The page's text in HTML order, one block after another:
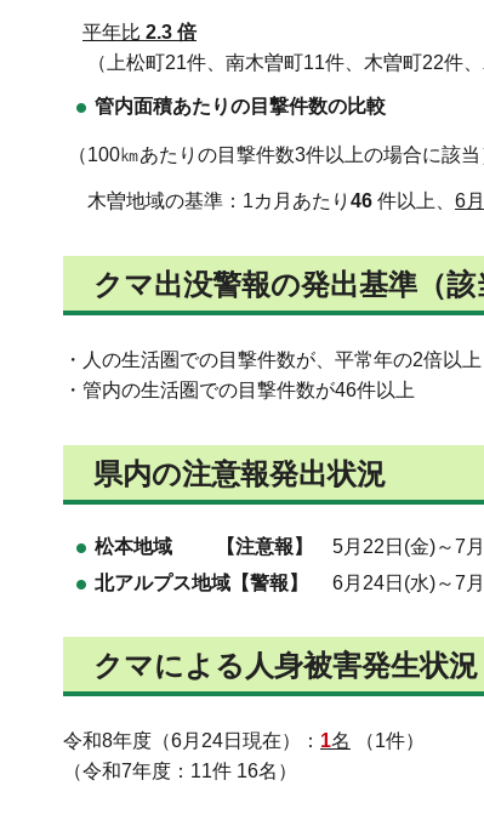
平年比 2.3 倍
（上松町21件、南木曽町11件、木曽町22件、
管内面積あたりの目撃件数の比較
（100㎞あたりの目撃件数3件以上の場合に該当
木曽地域の基準：1カ月あたり 46 件以上、 6月
クマ出没警報の発出基準（該
・人の生活圏での目撃件数が、平常年の2倍以上
・管内の生活圏での目撃件数が46件以上
県内の注意報発出状況
松本地域 【注意報】
5月22日(金)～7
北アルプス地域【警報】
6月24日(水)～7
クマによる人身被害発生状況
令和8年度（6月24日現在）： 1名
（1件）
（令和7年度：11件 16名）